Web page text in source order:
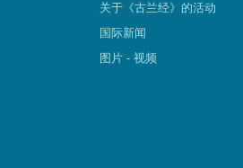
关于《古兰经》的活动
国际新闻
图片 - 视频